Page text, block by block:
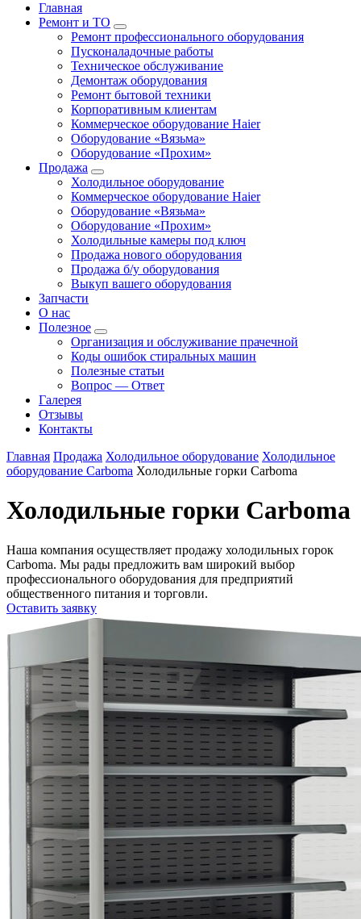
Главная
Ремонт и ТО
Ремонт профессионального оборудования
Пусконаладочные работы
Техническое обслуживание
Демонтаж оборудования
Ремонт бытовой техники
Корпоративным клиентам
Коммерческое оборудование Haier
Оборудование «Вязьма»
Оборудование «Прохим»
Продажа
Холодильное оборудование
Коммерческое оборудование Haier
Оборудование «Вязьма»
Оборудование «Прохим»
Холодильные камеры под ключ
Продажа нового оборудования
Продажа б/у оборудования
Выкуп вашего оборудования
Запчасти
О нас
Полезное
Организация и обслуживание прачечной
Коды ошибок стиральных машин
Полезные статьи
Вопрос — Ответ
Галерея
Отзывы
Контакты
Главная Продажа Холодильное оборудование Холодильное
оборудование Carboma Холодильные горки Carboma
Холодильные горки Carboma
Наша компания осуществляет продажу холодильных горок
Carboma. Мы рады предложить вам широкий выбор
профессионального оборудования для предприятий
общественного питания и торговли.
Оставить заявку